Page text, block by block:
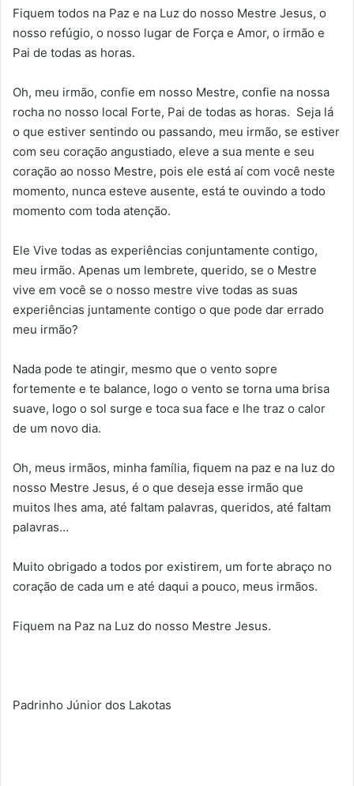
Fiquem todos na Paz e na Luz do nosso Mestre Jesus, o
nosso refúgio, o nosso lugar de Força e Amor, o irmão e
Pai de todas as horas.
Oh, meu irmão, confie em nosso Mestre, confie na nossa
rocha no nosso local Forte, Pai de todas as horas. Seja lá
o que estiver sentindo ou passando, meu irmão, se estiver
com seu coração angustiado, eleve a sua mente e seu
coração ao nosso Mestre, pois ele está aí com você neste
momento, nunca esteve ausente, está te ouvindo a todo
momento com toda atenção.
Ele Vive todas as experiências conjuntamente contigo,
meu irmão. Apenas um lembrete, querido, se o Mestre
vive em você se o nosso mestre vive todas as suas
experiências juntamente contigo o que pode dar errado
meu irmão?
Nada pode te atingir, mesmo que o vento sopre
fortemente e te balance, logo o vento se torna uma brisa
suave, logo o sol surge e toca sua face e lhe traz o calor
de um novo dia.
Oh, meus irmãos, minha família, fiquem na paz e na luz do
nosso Mestre Jesus, é o que deseja esse irmão que
muitos lhes ama, até faltam palavras, queridos, até faltam
palavras…
Muito obrigado a todos por existirem, um forte abraço no
coração de cada um e até daqui a pouco, meus irmãos.
Fiquem na Paz na Luz do nosso Mestre Jesus.
Padrinho Júnior dos Lakotas